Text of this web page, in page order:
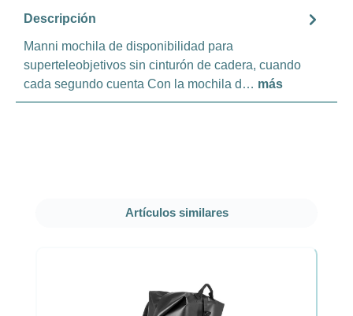
Descripción
Manni mochila de disponibilidad para
superteleobjetivos sin cinturón de cadera, cuando
cada segundo cuenta Con la mochila d… más
Omitir la galería de productos
Artículos similares